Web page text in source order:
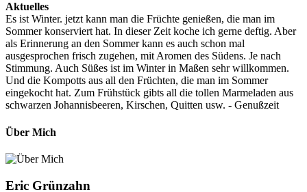
Aktuelles
Es ist Winter. jetzt kann man die Früchte genießen, die man im
Sommer konserviert hat. In dieser Zeit koche ich gerne deftig. Aber
als Erinnerung an den Sommer kann es auch schon mal
ausgesprochen frisch zugehen, mit Aromen des Südens. Je nach
Stimmung. Auch Süßes ist im Winter in Maßen sehr willkommen.
Und die Kompotts aus all den Früchten, die man im Sommer
eingekocht hat. Zum Frühstück gibts all die tollen Marmeladen aus
schwarzen Johannisbeeren, Kirschen, Quitten usw. - Genußzeit
Über Mich
Eric Grünzahn